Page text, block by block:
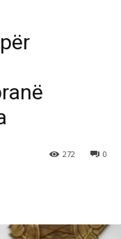
0
272